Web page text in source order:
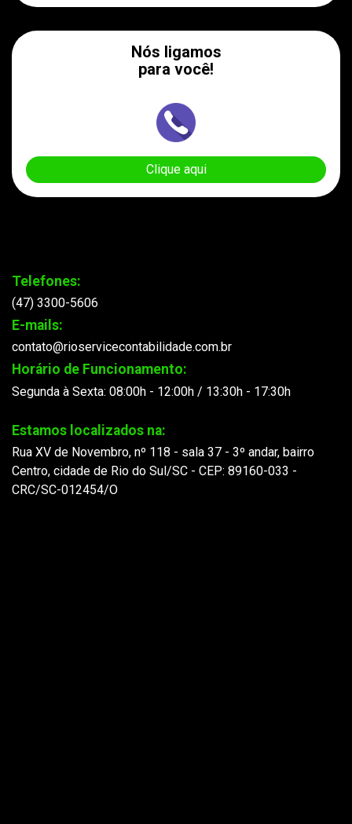
Nós ligamos
para você!
Clique aqui
Telefones:
(47) 3300-5606
E-mails:
contato@rioservicecontabilidade.com.br
Horário de Funcionamento:
Segunda à Sexta: 08:00h - 12:00h / 13:30h - 17:30h
Estamos localizados na:
Rua XV de Novembro, nº 118 - sala 37 - 3º andar, bairro
Centro, cidade de Rio do Sul/SC - CEP: 89160-033 -
CRC/SC-012454/O